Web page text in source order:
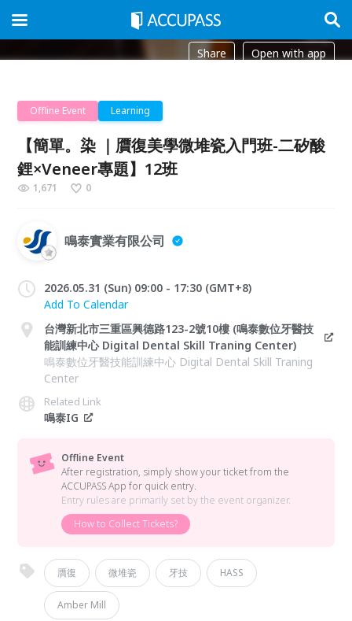
Share Open with app
Offline Event Learning
【簡單。染 ｜贋復美學微堆瓷入門班-二矽酸
鋰×Veneer專題】12班
1,671 0
鳴泰實業有限公司
2026.05.31 (Sun) 09:00 - 17:30 (GMT+8)
Add To Calendar
台灣新北市三重區興德路123-2號10樓 (鳴泰數位牙醫技
能訓練中心 Digital Dental Skill Traning Center)
鳴泰數位牙醫技能訓練中心 Digital Dental Skill Traning
Center
Related Link
鳴泰IG
Offline Event
After registration, simply show your ticket from the
ACCUPASS App for quick entry.
Entry rules are primarily set by the event organizer.
How to Collect Tickets?
贋復 微堆瓷 牙技 HASS
Amber Mill